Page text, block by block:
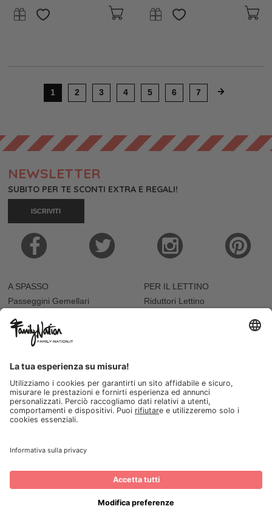
1 2 3 4 5 6 7
NEWSLETTER
SUBITO PER TE SCONTI EXTRA E REGALI!
ISCRIVITI
A SPASSO
Passeggini Gemellari
Seggiolini Auto
Sacchi Passeggino
PER IL LETTINO
Riduttori Lettino
IN CAMERETTA
Letti Montessoriani
Cassettiere
Mensole
DECORO CAMERA
Adesivi e Decorazioni
Accappatoi e Asciugamani